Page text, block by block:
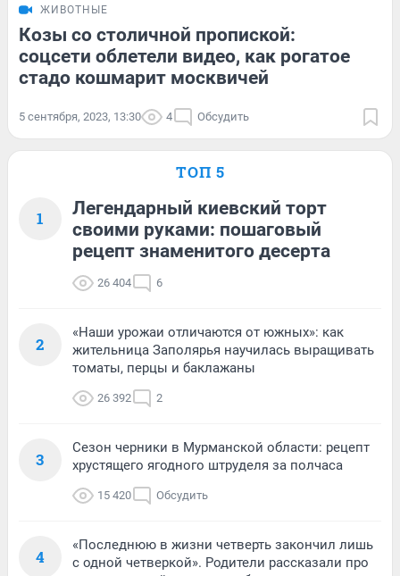
ЖИВОТНЫЕ
Козы со столичной пропиской:
соцсети облетели видео, как рогатое
стадо кошмарит москвичей
5 сентября, 2023, 13:30 4 Обсудить
ТОП 5
1
Легендарный киевский торт
своими руками: пошаговый
рецепт знаменитого десерта
26 404 6
2
«Наши урожаи отличаются от южных»: как
жительница Заполярья научилась выращивать
томаты, перцы и баклажаны
26 392 2
3
Сезон черники в Мурманской области: рецепт
хрустящего ягодного штруделя за полчаса
15 420 Обсудить
4
«Последнюю в жизни четверть закончил лишь
с одной четверкой». Родители рассказали про